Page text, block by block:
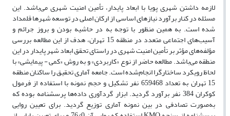
لازمه داشتن شهری پویا با ابعاد پایدار، تأمین امنیت شهری می‌باشد. این
مسئله در کنار برآورد نیازهای اساسی از ارکان اصلی در توسعه شهرها قلمداد
شده است. به همین منظور با توجه به در حاشیه بودن و بروز جرائم و
آسیب‌های اجتماعی متعدد در منطقه 15 تهران، هدف از این مطالعه بررسی
مؤلفه‌های مؤثر بر تأمین امنیت شهری در راستای تحقق ابعاد شهر پایدار در این
منطقه می‌باشد. مطالعه حاضر از نوع «کاربردی» و به روش «کمی - پیمایشی» با
لحاظ رویکرد ساختارگرا انجام‌شده است. جامعه آماری تحقیق را ساکنان منطقه
15 تهران به تعداد 659468 نفر تشکیل و حجم نمونه با استفاده از فرمول
کوکران 384 نفر برآورد گردید. ابزار گردآوری داده‌ها پرسشنامه بوده که
به‌صورت تصادفی در بین نمونه آماری توزیع گردید. برای تعیین روایی